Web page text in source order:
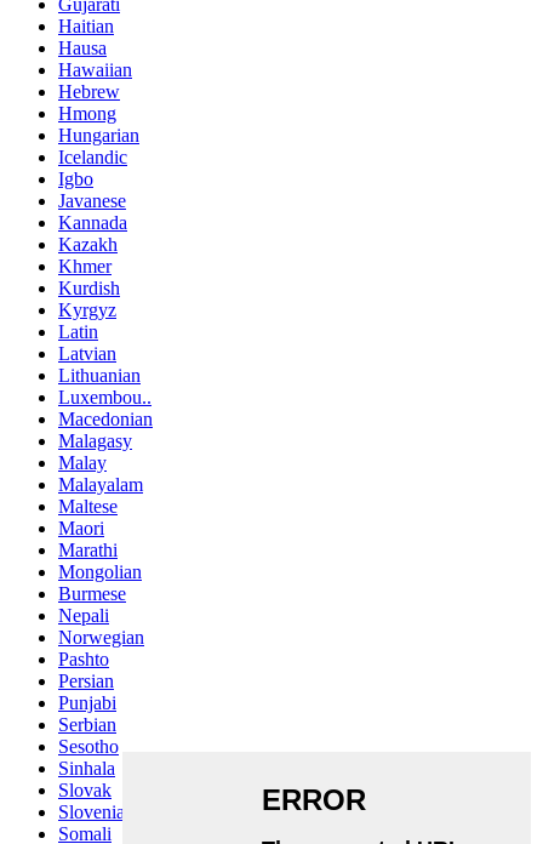
Gujarati
Haitian
Hausa
Hawaiian
Hebrew
Hmong
Hungarian
Icelandic
Igbo
Javanese
Kannada
Kazakh
Khmer
Kurdish
Kyrgyz
Latin
Latvian
Lithuanian
Luxembou..
Macedonian
Malagasy
Malay
Malayalam
Maltese
Maori
Marathi
Mongolian
Burmese
Nepali
Norwegian
Pashto
Persian
Punjabi
Serbian
Sesotho
Sinhala
Slovak
Slovenian
Somali